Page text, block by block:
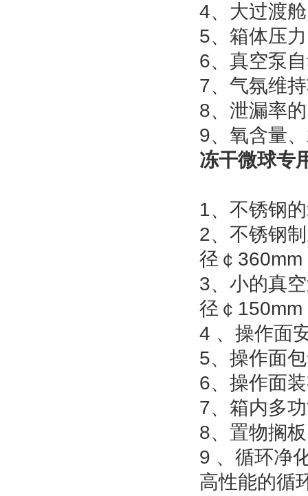
4、大过渡
5、箱体压
6、真空泵
7、气氛维
8、泄漏率
9、氧含量
冻干微球专
1、不锈钢
2、不锈钢
径￠ 360mm
3、小的真
径￠ 150mm
4 、操作面
5、操作面
6、操作面
7、箱内多
8、置物搁
9 、循环净
高性能的循